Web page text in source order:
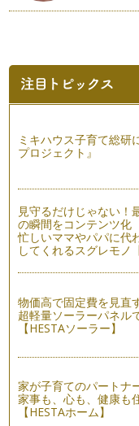
カフェインの体内道
コーヒー、紅茶、コ
お客様から、「寝るの
と良く言われます。
さまざまな飲み物に
コーヒー以外で入っ
「お茶」。 お茶につい
カフェインを抜く方法
来ましたが、そもそも
最新のカフェインレ
毎年、年に１回、ア
●月●日は、コーヒー
1983年（昭和58年）
ドリップコーヒーと
カップにサラサラ～
軽インスタントコーヒ
ミキハウス子育て総研
プロジェクト』
見守るだけじゃない！
の瞬間をコンテンツ化
忙しいママやパパに代
してくれるスグレモノ
物価高で固定費を見直
超軽量ソーラーパネル
【HESTAソーラー】
家が子育てのパートナ
家事も、心も、健康も
【HESTAホーム】